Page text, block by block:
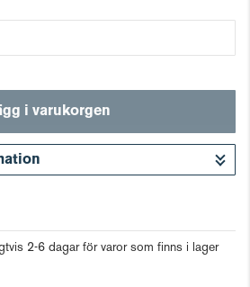
i varukorgen
2-6 dagar för varor som finns i lager